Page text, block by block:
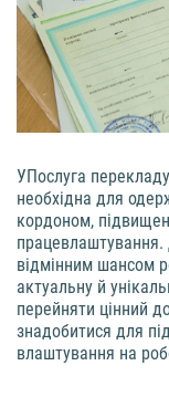
УПослуга
необхідна для
кордоном,
працевлаштування.
відмінним шансом
актуальну й
перейняти цінний
знадобитися для
влаштування на